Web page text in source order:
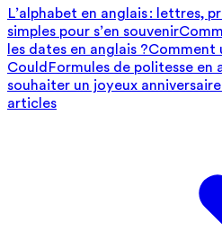
L’alphabet en anglais : lettres,
simples pour s’en souvenir
les dates en anglais ?Comment
Could Formules de politesse en
souhaiter un joyeux
articles